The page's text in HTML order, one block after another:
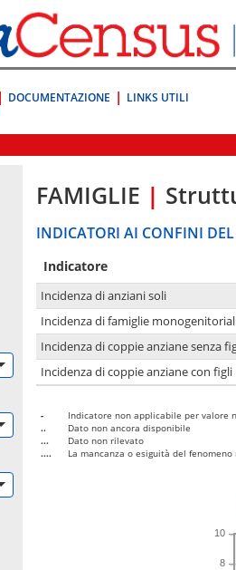
DOCUMENTAZIONE LINKS UTILI
FAMIGLIE |
INDICATORI AI CONFINI
Indicatore
Incidenza di anziani soli
Incidenza di famiglie
Incidenza di coppie anziane senza
Incidenza di coppie anziane con figli
-
Indicatore non applicabile per valore
..
Dato non ancora disponibile
...
Dato non rilevato
....
La mancanza o esiguità del
8
10